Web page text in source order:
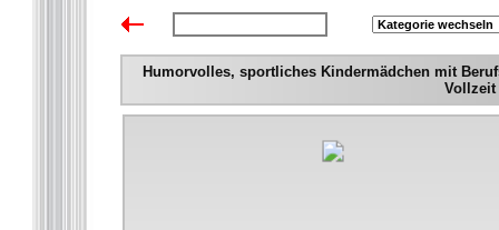
Humorvolles, sportliches Kindermädchen mit